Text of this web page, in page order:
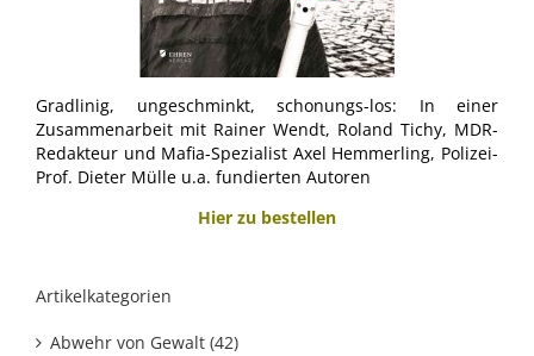
Gradlinig, ungeschminkt, schonungs-los: In einer
Zusammenarbeit mit Rainer Wendt, Roland Tichy, MDR-
Redakteur und Mafia-Spezialist Axel Hemmerling, Polizei-
Prof. Dieter Mülle u.a. fundierten Autoren
Hier zu bestellen
Artikelkategorien
Abwehr von Gewalt (42)